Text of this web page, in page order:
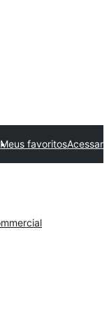
Meus favoritosAcessar